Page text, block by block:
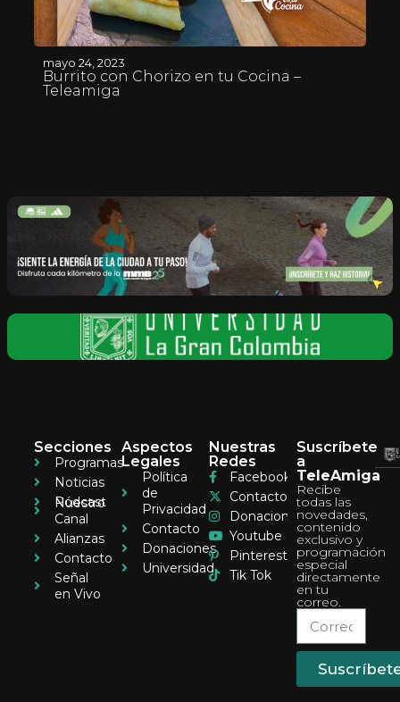
mayo 24, 2023
Burrito con Chorizo en tu Cocina –
Teleamiga
Secciones
Programas
Noticias
Pódcast
Nuestro
Canal
Alianzas
Contacto
Señal
en Vivo
Aspectos
Legales
Política
de
Privacidad
Contacto
Donaciones
Universidad
Nuestras
Redes
Facebook
Contacto
Donaciones
Youtube
Pinterest
Tik Tok
Suscríbete
a
TeleAmiga
Recibe
todas las
novedades,
contenido
exclusivo y
programación
especial
directamente
en tu
correo.